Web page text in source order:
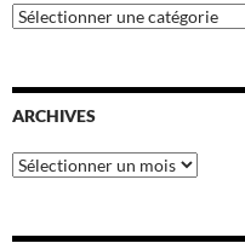
Catégories
ARCHIVES
Archives